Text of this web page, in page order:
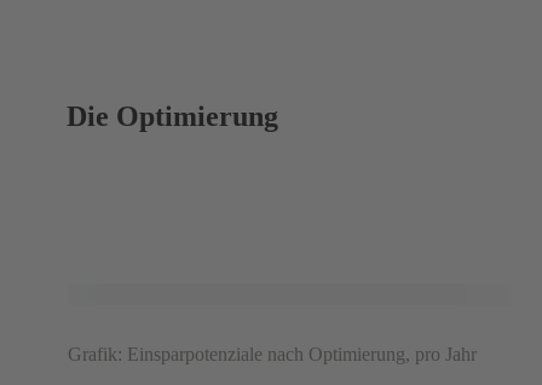
Die Optimierung
Grafik: Einsparpotenziale nach Optimierung, pro Jahr